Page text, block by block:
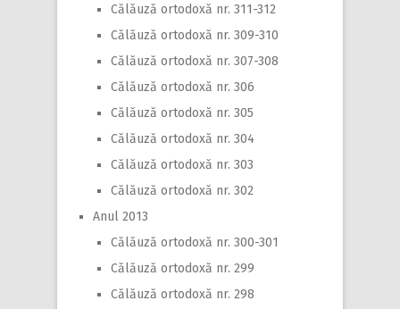
Călăuză ortodoxă nr. 311-312
Călăuză ortodoxă nr. 309-310
Călăuză ortodoxă nr. 307-308
Călăuză ortodoxă nr. 306
Călăuză ortodoxă nr. 305
Călăuză ortodoxă nr. 304
Călăuză ortodoxă nr. 303
Călăuză ortodoxă nr. 302
Anul 2013
Călăuză ortodoxă nr. 300-301
Călăuză ortodoxă nr. 299
Călăuză ortodoxă nr. 298